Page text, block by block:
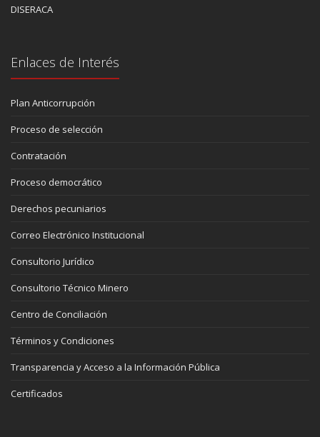
DISERACA
Enlaces de Interés
Plan Anticorrupción
Proceso de selección
Contratación
Proceso democrático
Derechos pecuniarios
Correo Electrónico Institucional
Consultorio Jurídico
Consultorio Técnico Minero
Centro de Conciliación
Términos y Condiciones
Transparencia y Acceso a la Información Pública
Certificados